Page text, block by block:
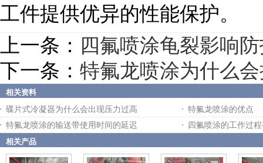
工件提供优异的性能保护。
上一条： 四氟喷涂龟裂影响
下一条： 特氟龙喷涂为什么
相关资料
碟片式冷凝器为什么会出现压力过高
特氟龙喷涂的优点
特氟龙喷涂的输送带使用时间的延迟
四氟喷涂的工作过
相关产品